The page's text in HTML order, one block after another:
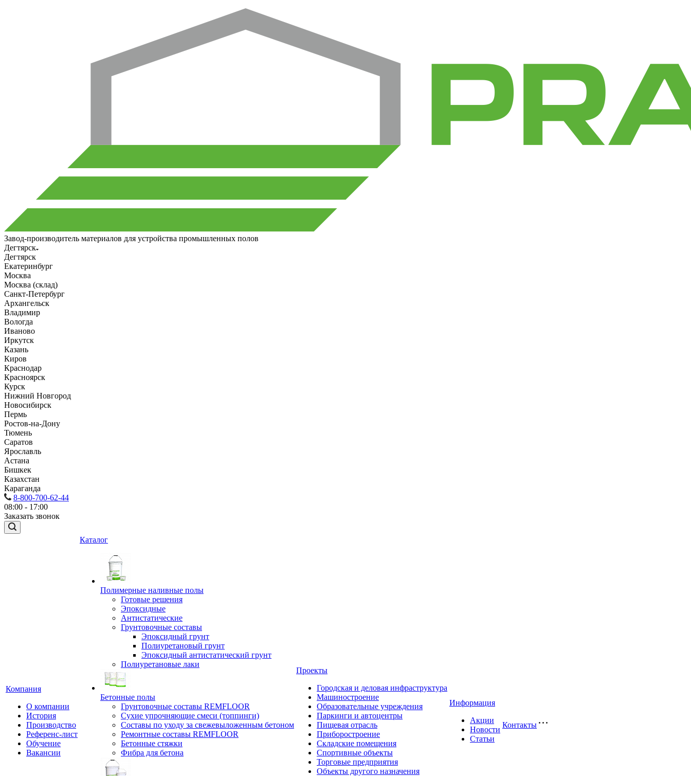
Завод-производитель материалов для устройства промышленных полов
Дегтярск
Дегтярск
Екатеринбург
Москва
Москва (склад)
Санкт-Петербург
Архангельск
Владимир
Вологда
Иваново
Иркутск
Казань
Киров
Краснодар
Красноярск
Курск
Нижний Новгород
Новосибирск
Пермь
Ростов-на-Дону
Тюмень
Саратов
Ярославль
Астана
Бишкек
Казахстан
Караганда
8-800-700-62-44
08:00 - 17:00
Заказать звонок
Компания
О компании
История
Производство
Референс-лист
Обучение
Вакансии
Каталог
Полимерные наливные полы
Готовые решения
Эпоксидные
Антистатические
Грунтовочные составы
Эпоксидный грунт
Полиуретановый грунт
Эпоксидный антистатический грунт
Полиуретановые лаки
Бетонные полы
Грунтовочные составы REMFLOOR
Сухие упрочняющие смеси (топпинги)
Составы по уходу за свежевыложенным бетоном
Ремонтные составы REMFLOOR
Бетонные стяжки
Фибра для бетона
Проекты
Городская и деловая инфраструктура
Машиностроение
Образовательные учреждения
Паркинги и автоцентры
Пищевая отрасль
Приборостроение
Складские помещения
Спортивные объекты
Торговые предприятия
Объекты другого назначения
Информация
Акции
Новости
Статьи
Контакты